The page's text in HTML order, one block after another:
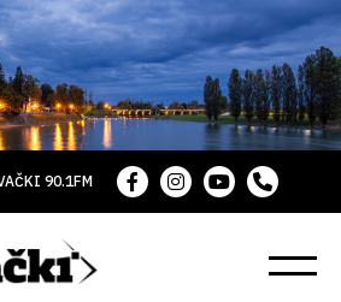
90.1FM